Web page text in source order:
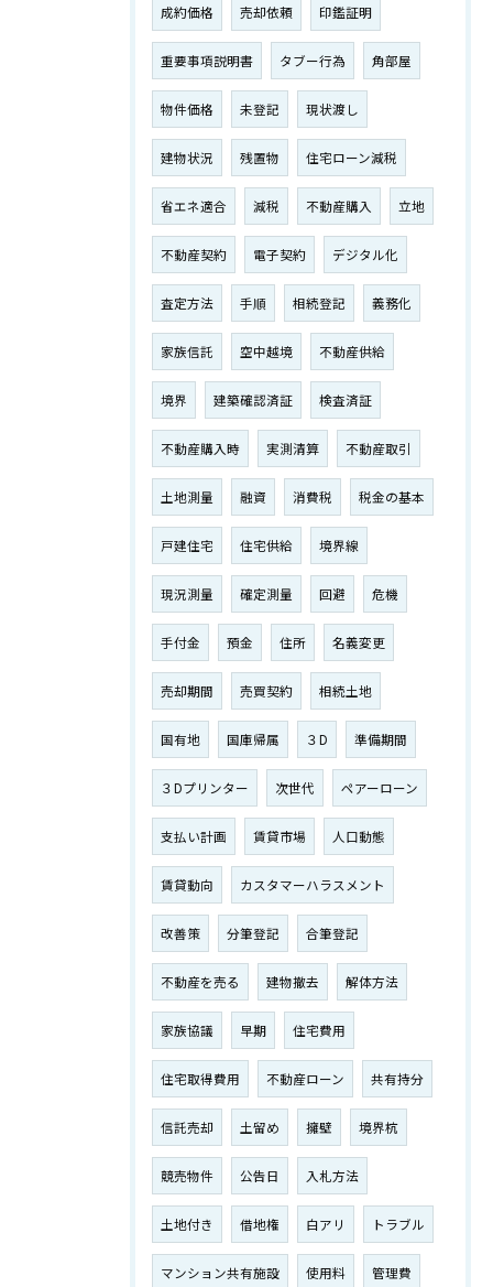
成約価格 売却依頼 印鑑証明
重要事項説明書 タブー行為 角部屋
物件価格 未登記 現状渡し
建物状況 残置物 住宅ローン減税
省エネ適合 減税 不動産購入 立地
不動産契約 電子契約 デジタル化
査定方法 手順 相続登記 義務化
家族信託 空中越境 不動産供給
境界 建築確認済証 検査済証
不動産購入時 実測清算 不動産取引
土地測量 融資 消費税 税金の基本
戸建住宅 住宅供給 境界線
現況測量 確定測量 回避 危機
手付金 預金 住所 名義変更
売却期間 売買契約 相続土地
国有地 国庫帰属 ３D 準備期間
３Dプリンター 次世代 ペアーローン
支払い計画 賃貸市場 人口動態
賃貸動向 カスタマーハラスメント
改善策 分筆登記 合筆登記
不動産を売る 建物撤去 解体方法
家族協議 早期 住宅費用
住宅取得費用 不動産ローン 共有持分
信託売却 土留め 擁壁 境界杭
競売物件 公告日 入札方法
土地付き 借地権 白アリ トラブル
マンション共有施設 使用料 管理費